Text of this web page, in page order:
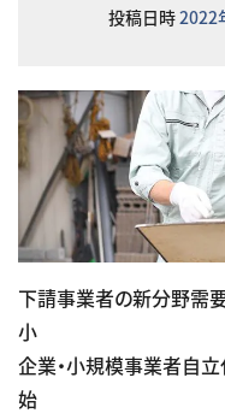
投稿日時2022
下請事業者の新分野需
小
企業・小規模事業者自
始